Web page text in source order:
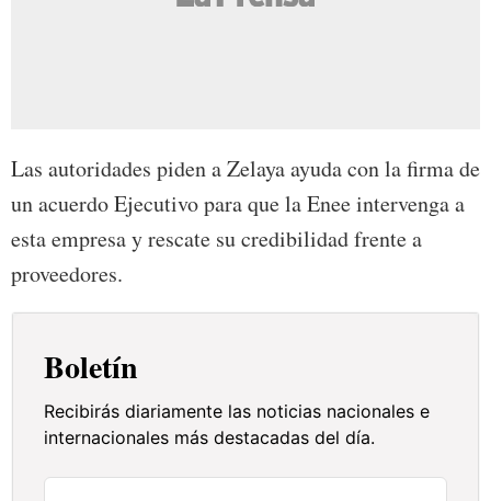
Las autoridades piden a Zelaya ayuda con la firma de
un acuerdo Ejecutivo para que la Enee intervenga a
esta empresa y rescate su credibilidad frente a
proveedores.
Boletín
Recibirás diariamente las noticias nacionales e
internacionales más destacadas del día.